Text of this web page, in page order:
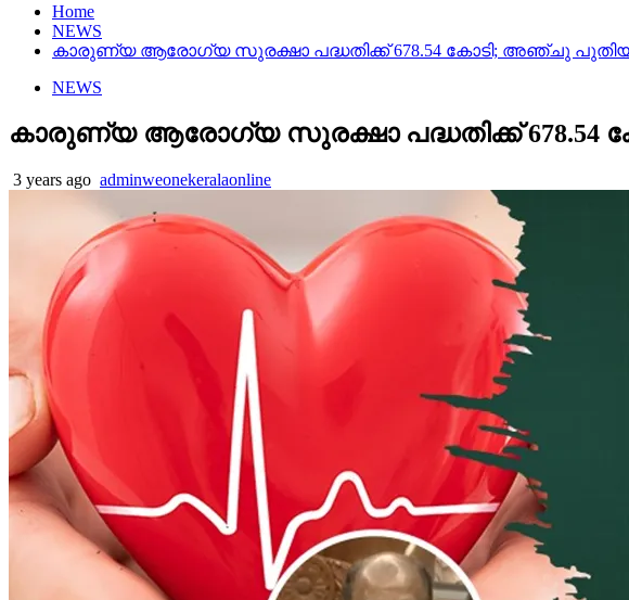
Home
NEWS
കാരുണ്യ ആരോഗ്യ സുരക്ഷാ പദ്ധതിക്ക് 678.54 കോടി; അഞ്ചു
NEWS
കാരുണ്യ ആരോഗ്യ സുരക്ഷാ പദ്ധതിക്ക്
3 years ago adminweonekeralaonline